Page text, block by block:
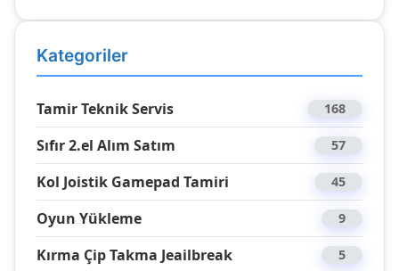
Kategoriler
Tamir Teknik Servis 168
Sıfır 2.el Alım Satım 57
Kol Joistik Gamepad Tamiri 45
Oyun Yükleme 9
Kırma Çip Takma Jeailbreak 5